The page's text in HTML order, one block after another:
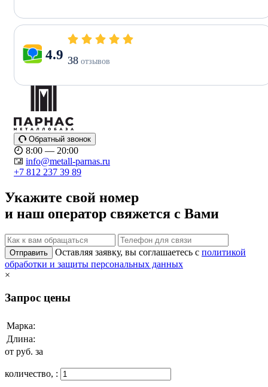
4.9 38 отзывов
Обратный звонок
8:00 — 20:00
info@metall-parnas.ru
+7 812 237 39 89
Укажите свой номер
и наш оператор свяжется с Вами
Отправить Оставляя заявку, вы соглашаетесь с политикой
обработки и защиты персональных данных
×
Запрос цены
Марка:
Длина:
от руб. за
количество, :